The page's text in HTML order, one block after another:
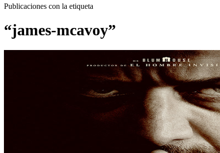
Publicaciones con la etiqueta
“james-mcavoy”